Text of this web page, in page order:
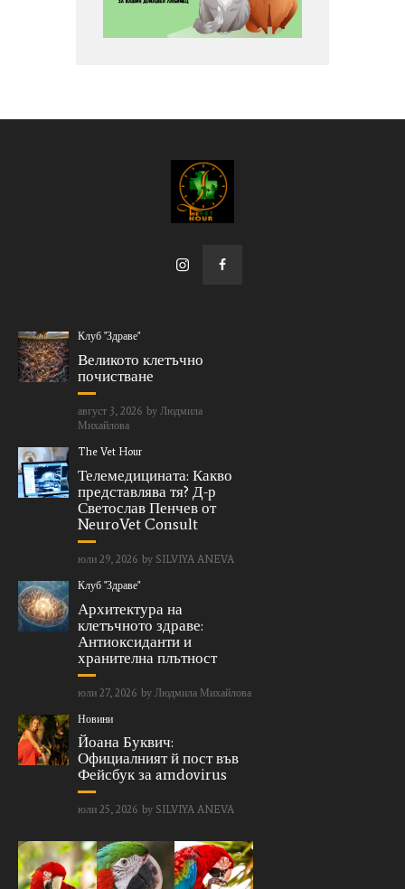
Клуб "Здраве"
Великото клетъчно
почистване
август 3, 2026 by Людмила
Михайлова
The Vet Hour
Телемедицината: Какво
представлява тя? Д-р
Светослав Пенчев от
NeuroVet Consult
юли 29, 2026 by SILVIYA ANEVA
Клуб "Здраве"
Архитектура на
клетъчното здраве:
Антиоксиданти и
хранителна плътност
юли 27, 2026 by Людмила Михайлова
Новини
Йоана Буквич:
Официалният й пост във
Фейсбук за amdovirus
юли 25, 2026 by SILVIYA ANEVA